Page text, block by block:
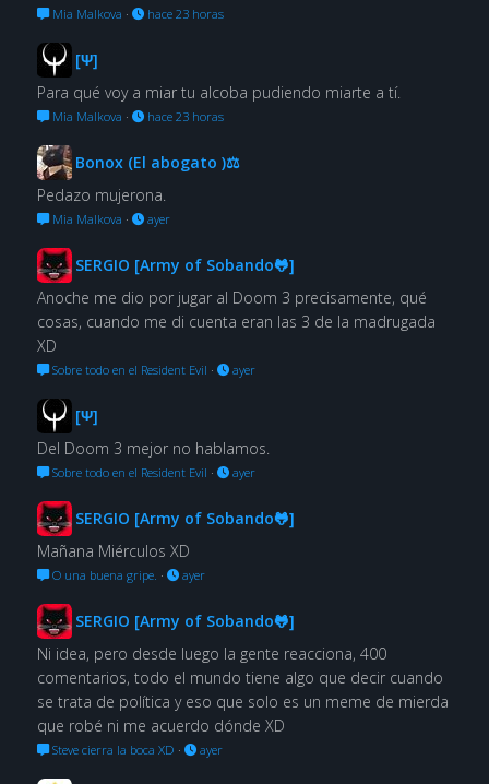
Mia Malkova · hace 23 horas
[Ψ]
Para qué voy a miar tu alcoba pudiendo miarte a tí.
Mia Malkova · hace 23 horas
Bonox (El abogato )⚖
Pedazo mujerona.
Mia Malkova · ayer
SERGIO [Army of Sobando🐸]
Anoche me dio por jugar al Doom 3 precisamente, qué
cosas, cuando me di cuenta eran las 3 de la madrugada
XD
Sobre todo en el Resident Evil · ayer
[Ψ]
Del Doom 3 mejor no hablamos.
Sobre todo en el Resident Evil · ayer
SERGIO [Army of Sobando🐸]
Mañana Miérculos XD
O una buena gripe. · ayer
SERGIO [Army of Sobando🐸]
Ni idea, pero desde luego la gente reacciona, 400
comentarios, todo el mundo tiene algo que decir cuando
se trata de política y eso que solo es un meme de mierda
que robé ni me acuerdo dónde XD
Steve cierra la boca XD · ayer